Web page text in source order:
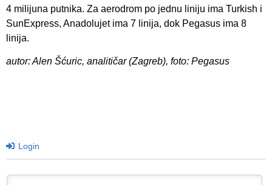
4 milijuna putnika. Za aerodrom po jednu liniju ima Turkish i
SunExpress, Anadolujet ima 7 linija, dok Pegasus ima 8
linija.
autor: Alen Šćuric, analitičar (Zagreb), foto: Pegasus
Login